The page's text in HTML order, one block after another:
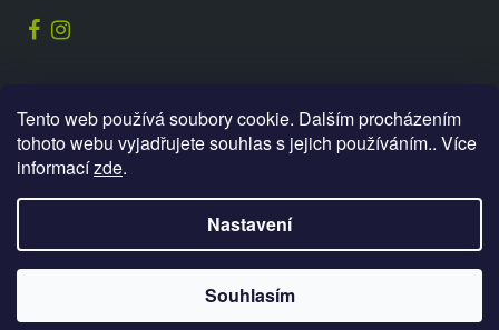
Tento web používá soubory cookie. Dalším procházením
tohoto webu vyjadřujete souhlas s jejich používáním.. Více
informacízde.
Nastavení
Souhlasím
Copyright 2026E-shop PALIS. Všechna práva vyhrazena.
Upravit nastavení cookies